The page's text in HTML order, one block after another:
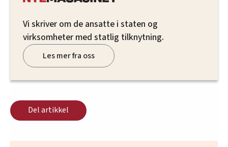
Vi skriver om de ansatte i staten og
virksomheter med statlig tilknytning.
Les mer fra oss
Del artikkel